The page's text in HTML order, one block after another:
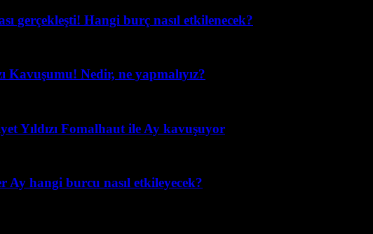
gerçekleşti! Hangi burç nasıl etkilenecek?
Kavuşumu! Nedir, ne yapmalıyız?
Yıldızı Fomalhaut ile Ay kavuşuyor
Ay hangi burcu nasıl etkileyecek?